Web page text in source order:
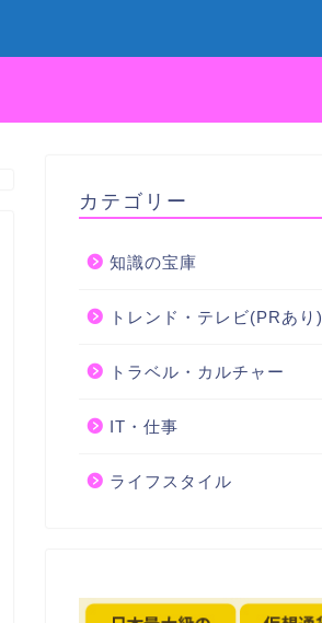
カテゴリー
知識の宝庫
トレンド・テレビ(PRあり)
トラベル・カルチャー
IT・仕事
ライフスタイル